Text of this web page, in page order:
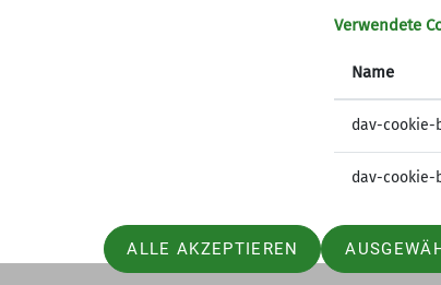
Verwendete
Name
dav-cookie-
dav-cookie-
ALLE AKZEPTIEREN